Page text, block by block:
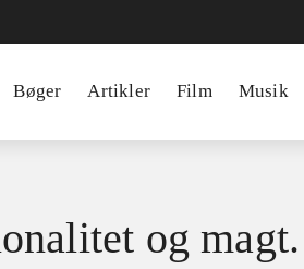
Bøger Artikler Film Musik
og